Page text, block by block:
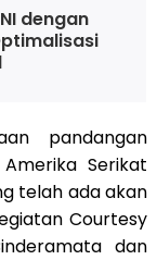
dengan
pandangan
Serikat
telah ada akan
Courtesy
dan